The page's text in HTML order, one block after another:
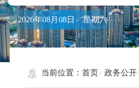
2026年08月08日 星期六
当前位置： 首页 政务公开